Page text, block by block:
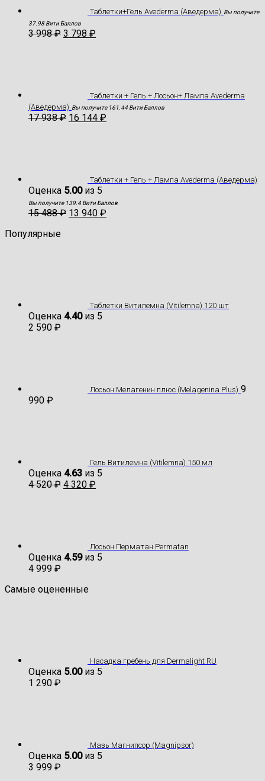
Таблетки+Гель Avederma (Аведерма) Вы получите
37.98 Вити Баллов
3 998₽ 3 798 ₽
Таблетки + Гель + Лосьон+ Лампа Avederma
(Аведерма) Вы получите 161.44 Вити Баллов
17 938₽ 16 144 ₽
Таблетки + Гель + Лампа Avederma (Аведерма)
Оценка 5.00из 5
Вы получите 139.4 Вити Баллов
15 488₽ 13 940 ₽
Популярные
Таблетки Витилемна (Vitilemna) 120 шт
Оценка 4.40из 5
2 590 ₽
Лосьон Мелагенин плюс (Melagenina Plus) 9
990 ₽
Гель Витилемна (Vitilemna) 150 мл
Оценка 4.63 из 5
4 520₽ 4 320 ₽
Лосьон Перматан Permatan
Оценка 4.59из 5
4 999 ₽
Самые оцененные
Насадка гребень для Dermalight RU
Оценка 5.00из 5
1 290 ₽
Мазь Магнипсор (Magnipsor)
Оценка 5.00из 5
3 999 ₽